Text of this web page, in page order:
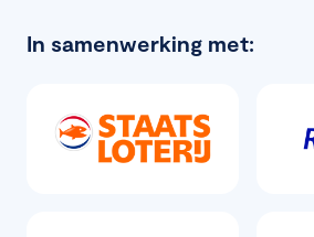
In samenwerking met: